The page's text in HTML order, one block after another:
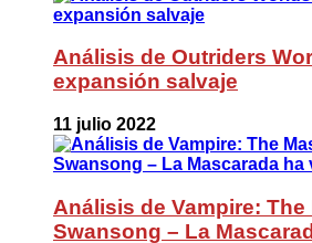
Análisis de Outriders
expansión salvaje
11 julio 2022
Análisis de Vampire: The
Swansong – La